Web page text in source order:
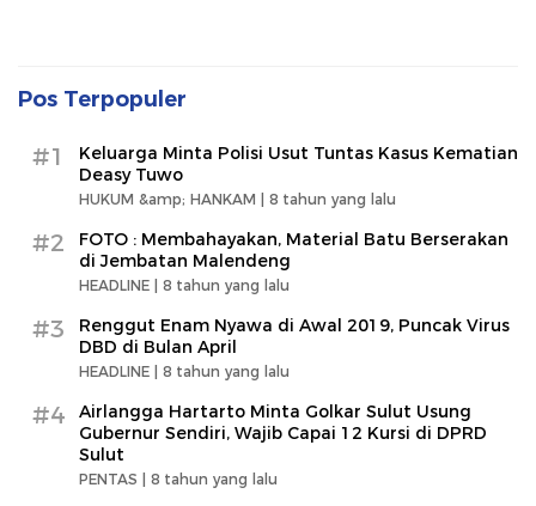
Pos Terpopuler
#1
Keluarga Minta Polisi Usut Tuntas Kasus Kematian
Deasy Tuwo
HUKUM &amp; HANKAM | 8 tahun yang lalu
#2
FOTO : Membahayakan, Material Batu Berserakan
di Jembatan Malendeng
HEADLINE | 8 tahun yang lalu
#3
Renggut Enam Nyawa di Awal 2019, Puncak Virus
DBD di Bulan April
HEADLINE | 8 tahun yang lalu
#4
Airlangga Hartarto Minta Golkar Sulut Usung
Gubernur Sendiri, Wajib Capai 12 Kursi di DPRD
Sulut
PENTAS | 8 tahun yang lalu